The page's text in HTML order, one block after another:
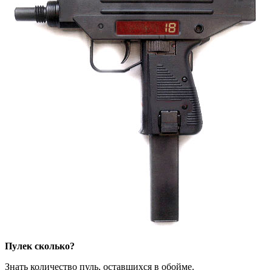
Пулек сколько?
Знать количество пуль, оставшихся в обойме.